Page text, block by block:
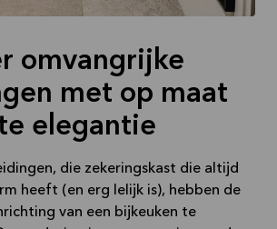
omvangrijke
met op maat
elegantie
die zekeringskast die altijd
heeft (en erg lelijk is), hebben de
van een bijkeuken te